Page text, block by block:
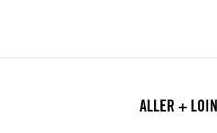
ALLER + LOIN